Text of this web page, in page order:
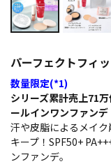
パーフェクトフィ
数量限定(*1)
シリーズ累計売上71
ールインワンファンデ
汗や皮脂によるメイ
キープ！SPF50+
ンファンデ。